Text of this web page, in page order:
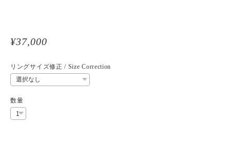
¥37,000
リングサイズ修正 / Size Correction
数量